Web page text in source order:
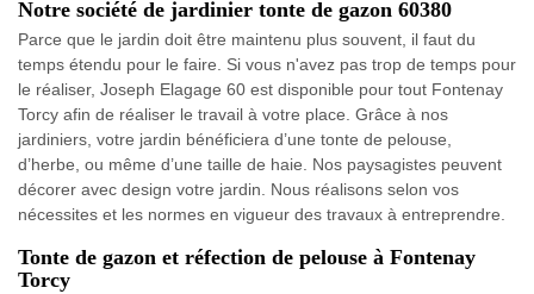
Notre société de jardinier tonte de gazon 60380
Parce que le jardin doit être maintenu plus souvent, il faut du
temps étendu pour le faire. Si vous n'avez pas trop de temps pour
le réaliser, Joseph Elagage 60 est disponible pour tout Fontenay
Torcy afin de réaliser le travail à votre place. Grâce à nos
jardiniers, votre jardin bénéficiera d’une tonte de pelouse,
d’herbe, ou même d’une taille de haie. Nos paysagistes peuvent
décorer avec design votre jardin. Nous réalisons selon vos
nécessites et les normes en vigueur des travaux à entreprendre.
Tonte de gazon et réfection de pelouse à Fontenay
Torcy